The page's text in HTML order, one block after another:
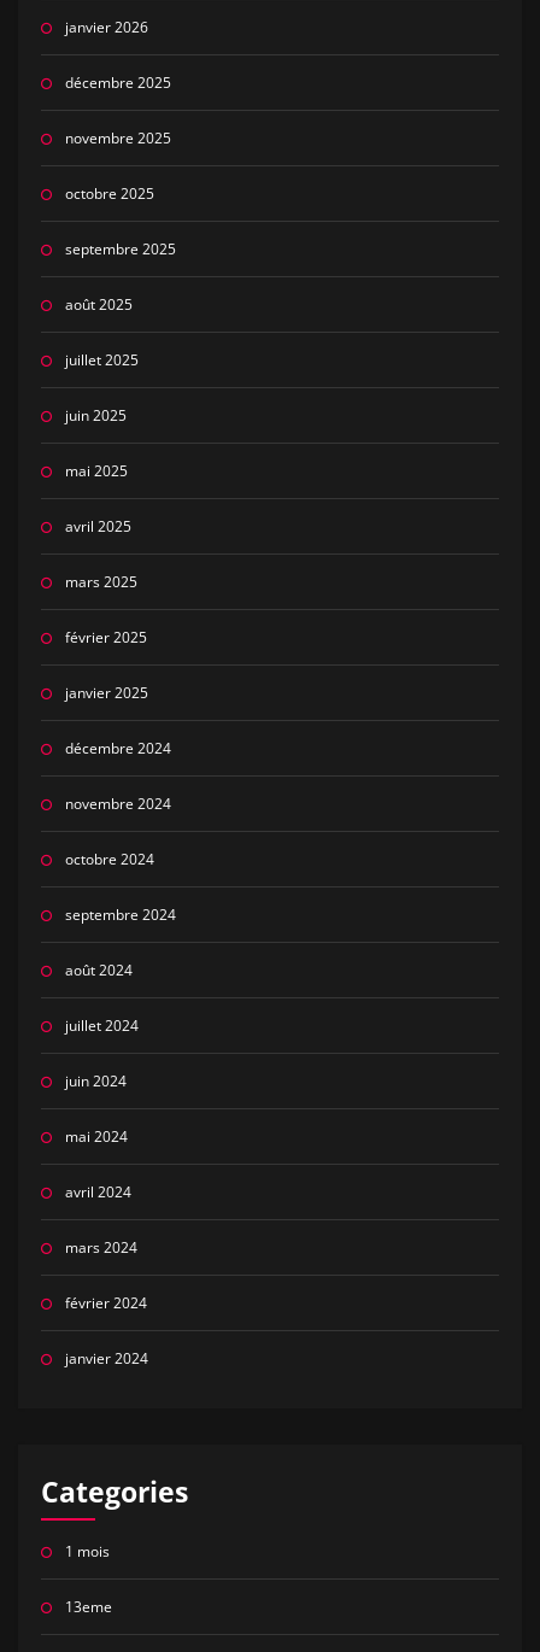
janvier 2026
décembre 2025
novembre 2025
octobre 2025
septembre 2025
août 2025
juillet 2025
juin 2025
mai 2025
avril 2025
mars 2025
février 2025
janvier 2025
décembre 2024
novembre 2024
octobre 2024
septembre 2024
août 2024
juillet 2024
juin 2024
mai 2024
avril 2024
mars 2024
février 2024
janvier 2024
Categories
1 mois
13eme